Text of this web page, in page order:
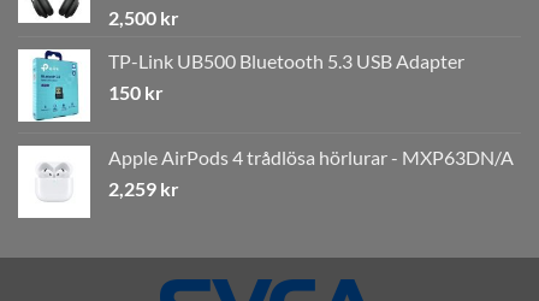
2,500 kr
TP-Link UB500 Bluetooth 5.3 USB Adapter
150 kr
Apple AirPods 4 trådlösa hörlurar - MXP63DN/A
2,259 kr